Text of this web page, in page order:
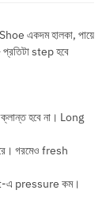
একদম হালকা, পায়ে
step হবে
হবে না। Long
গরমেও fresh
এ pressure কম।